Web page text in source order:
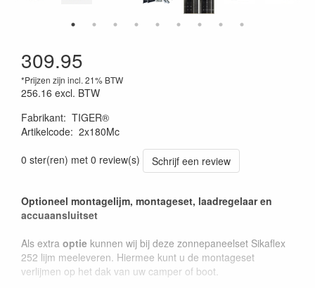
309.95
*Prijzen zijn incl. 21% BTW
256.16 excl. BTW
Fabrikant: TIGER®
Artikelcode: 2x180Mc
0 ster(ren) met 0 review(s)
Schrijf een review
Optioneel montagelijm, montageset, laadregelaar en
accuaansluitset
Als extra optie kunnen wij bij deze zonnepaneelset Sikaflex
252 lijm meeleveren. Hiermee kunt u de montageset
verlijmen op het dak van uw camper of boot.